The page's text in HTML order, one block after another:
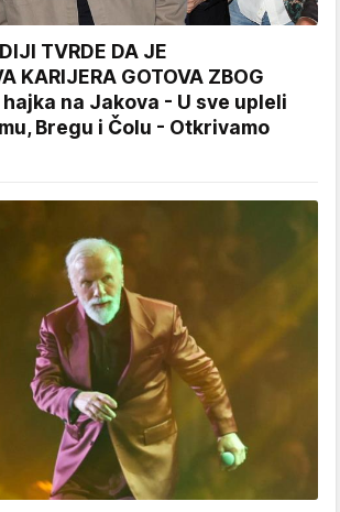
TVRDE DA JE
KARIJERA GOTOVA ZBOG
hajka na Jakova - U sve upleli
Bregu i Čolu - Otkrivamo